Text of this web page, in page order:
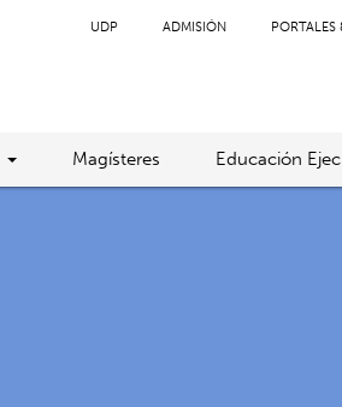
UDP ADMISIÓN PORTALES
Magísteres Educación